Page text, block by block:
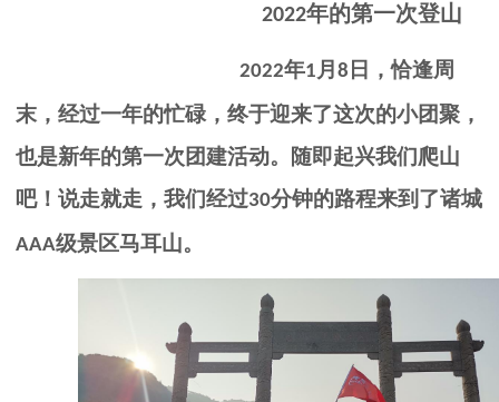
2022年的第一次登山
2022年1 月 8 日，恰逢周
末，经过一年的忙碌，终于迎来了这次的小团聚，
也是新年的第一次团建活动。随即起兴我们爬山
吧！说走就走，我们经过30分钟的路程来到了诸城
AAA级景区马耳山。